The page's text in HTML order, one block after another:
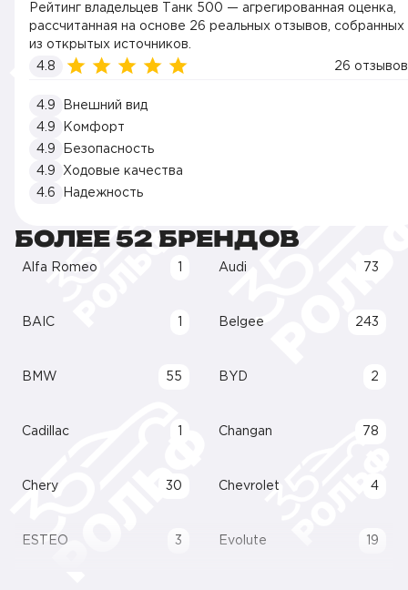
Рейтинг владельцев Танк 500 — агрегированная оценка,
рассчитанная на основе 26 реальных отзывов, собранных
из открытых источников.
4.8
26 отзывов
4.9
Внешний вид
4.9
Комфорт
4.9
Безопасность
4.9
Ходовые качества
4.6
Надежность
БОЛЕЕ 52 БРЕНДОВ
Alfa Romeo Audi 73
BAIC Belgee 243
BMW 55 BYD 2
Cadillac Changan 78
Chery 30 Chevrolet 4
ESTEO 3 Evolute 19